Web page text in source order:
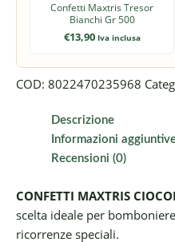
Confetti Maxtris Tresor
Bianchi Gr 500
€13,90 Iva inclusa
COD: 8022470235968
Descrizione
Informazioni
Recensioni (0)
CONFETTI MAXTRIS
scelta ideale per
ricorrenze speciali.